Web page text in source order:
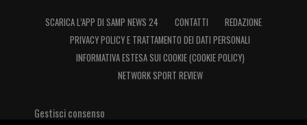
SCARICA L’APP DI SAMP NEWS 24 CONTATTI
REDAZIONE
PRIVACY POLICY E TRATTAMENTO DEI DATI PERSONALI
INFORMATIVA ESTESA SUI COOKIE (COOKIE POLICY)
NETWORK SPORT REVIEW
Gestisci consenso